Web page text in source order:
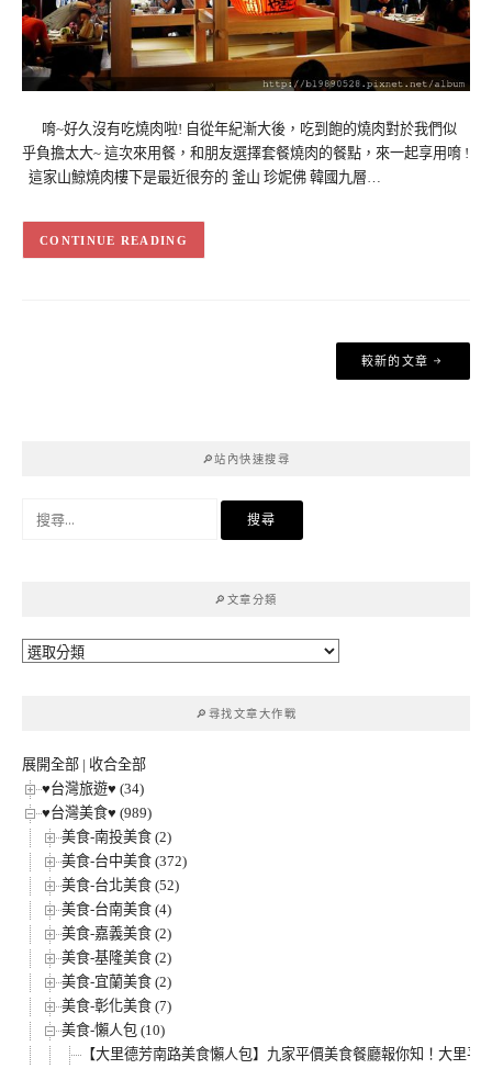
唷~好久沒有吃燒肉啦! 自從年紀漸大後，吃到飽的燒肉對於我們似
乎負擔太大~ 這次來用餐，和朋友選擇套餐燒肉的餐點，來一起享用唷 !
這家山鯨燒肉樓下是最近很夯的 釜山 珍妮佛 韓國九層…
CONTINUE READING
較新的文章
🔎站內快速搜尋
🔎文章分類
🔎
🔎尋找文章大作戰
展開全部 | 收合全部
♥台灣旅遊♥ (34)
♥台灣美食♥ (989)
美食-南投美食 (2)
美食-台中美食 (372)
美食-台北美食 (52)
美食-台南美食 (4)
美食-嘉義美食 (2)
美食-基隆美食 (2)
美食-宜蘭美食 (2)
美食-彰化美食 (7)
美食-懶人包 (10)
【大里德芳南路美食懶人包】九家平價美食餐廳報你知！大里